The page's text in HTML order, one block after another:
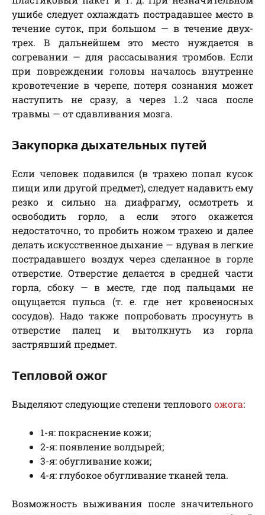
ушибе следует охлаждать пострадавшее место в
течение суток, при большом — в течение двух-
трех. В дальнейшем это место нуждается в
согревании — для рассасывания тромбов. Если
при повреждении головы началось внутренне
кровотечение в черепе, потеря сознания может
наступить не сразу, а через 1..2 часа после
травмы — от сдавливания мозга.
Закупорка дыхательных путей
Если человек подавился (в трахею попал кусок
пищи или другой предмет), следует надавить ему
резко и сильно на диафрагму, осмотреть и
освободить горло, а если этого окажется
недостаточно, то пробить ножом трахею и далее
делать искусственное дыхание — вдувая в легкие
пострадавшего воздух через сделанное в горле
отверстие. Отверстие делается в средней части
горла, сбоку — в месте, где под пальцами не
ощущается пульса (т. е. где нет кровеносных
сосудов). Надо также попробовать просунуть в
отверстие палец и вытолкнуть из горла
застрявший предмет.
Тепловой ожог
Выделяют следующие степени тепловогоожога:
1-я: покраснение кожи;
2-я: появление волдырей;
3-я: обугливание кожи;
4-я: глубокое обугливание тканей тела.
Возможность выживания после значительного